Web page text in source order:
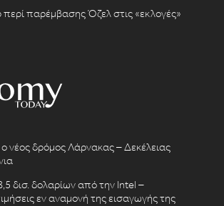
περί παρέμβασης Όζελ στις «εκλογές»
νέος δρόμος Λάρνακας – Δεκέλειας
δισ. δολαρίων από την Intel –
εν αναμονή της εισαγωγής της